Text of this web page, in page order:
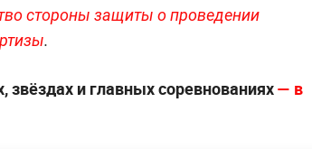
стороны защиты о проведении
.
и главных соревнованиях— в